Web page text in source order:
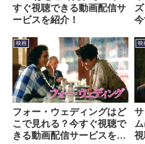
すぐ視聴できる動画配信サ
ービスを紹介！
映画
フォー・ウェディングはど
こで見れる？今すぐ視聴で
きる動画配信サービスを紹
映